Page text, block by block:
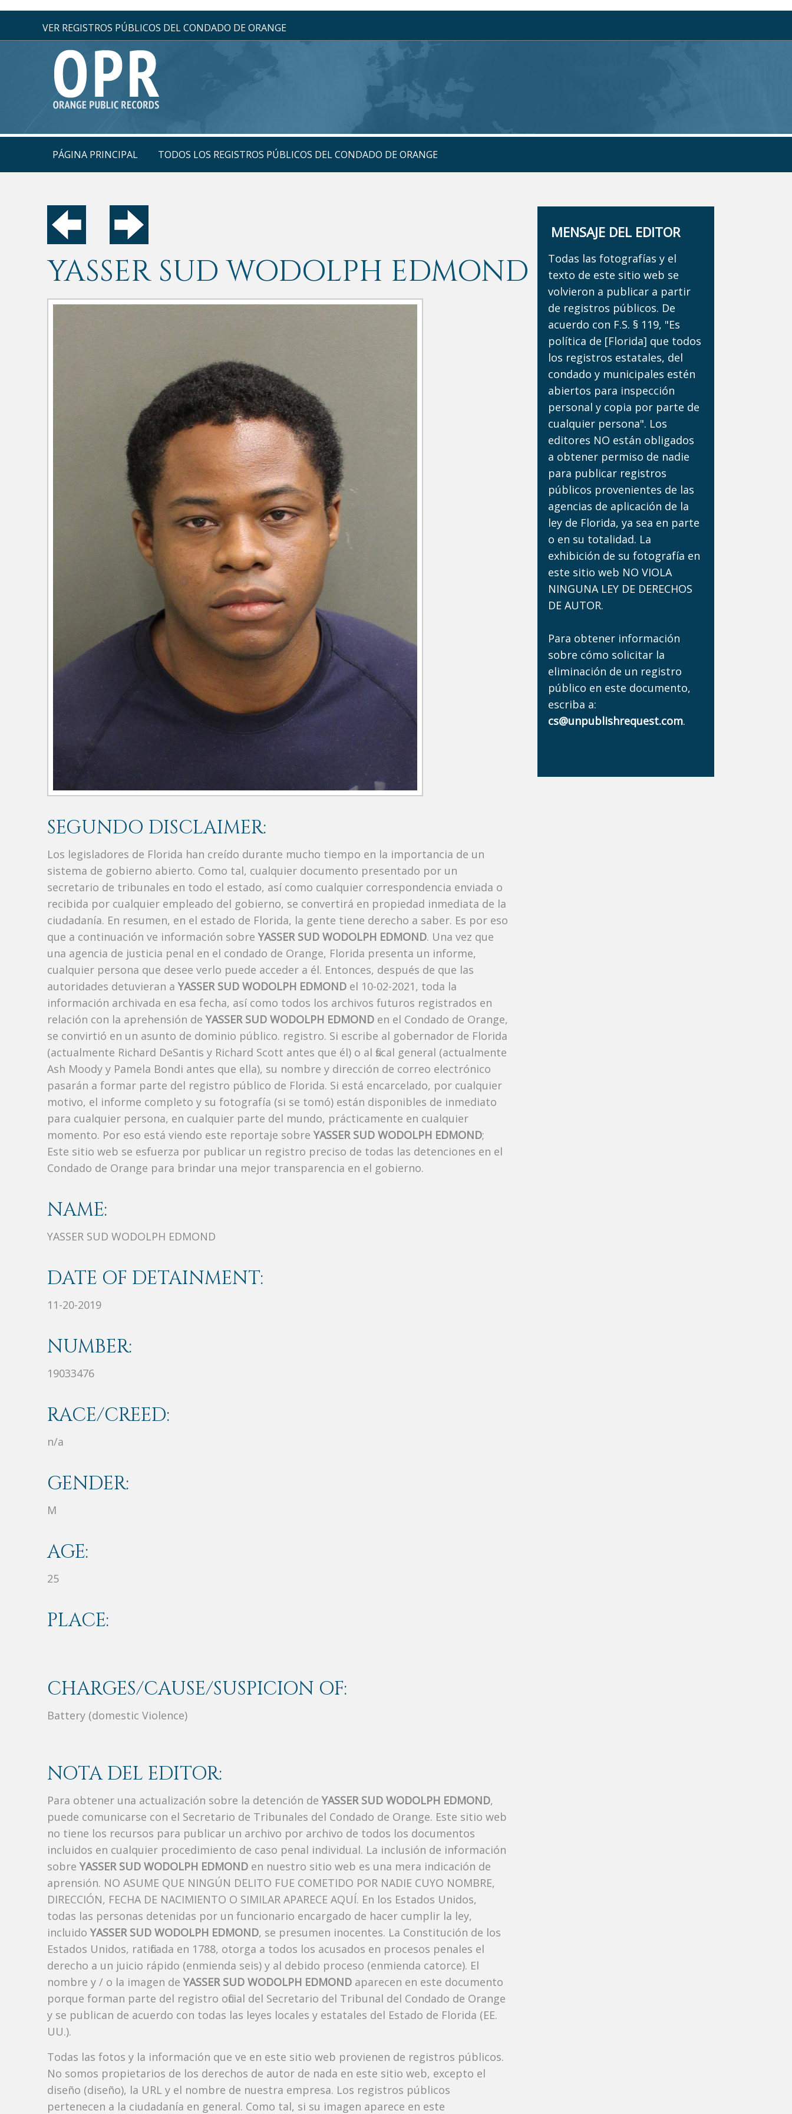
VER REGISTROS PÚBLICOS DEL CONDADO DE ORANGE
PÁGINA PRINCIPAL TODOS LOS REGISTROS PÚBLICOS DEL CONDADO DE ORANGE
YASSER SUD WODOLPH EDMOND
SEGUNDO DISCLAIMER:
Los legisladores de Florida han creído durante mucho tiempo en la importancia de un
sistema de gobierno abierto. Como tal, cualquier documento presentado por un
secretario de tribunales en todo el estado, así como cualquier correspondencia enviada o
recibida por cualquier empleado del gobierno, se convertirá en propiedad inmediata de la
ciudadanía. En resumen, en el estado de Florida, la gente tiene derecho a saber. Es por eso
que a continuación ve información sobreYASSER SUD WODOLPH EDMOND. Una vez que
una agencia de justicia penal en el condado de Orange, Florida presenta un informe,
cualquier persona que desee verlo puede acceder a él. Entonces, después de que las
autoridades detuvieran aYASSER SUD WODOLPH EDMOND el 10-02-2021, toda la
información archivada en esa fecha, así como todos los archivos futuros registrados en
relación con la aprehensión deYASSER SUD WODOLPH EDMOND en el Condado de Orange,
se convirtió en un asunto de dominio público. registro. Si escribe al gobernador de Florida
(actualmente Richard DeSantis y Richard Scott antes que él) o al fiscal general (actualmente
Ash Moody y Pamela Bondi antes que ella), su nombre y dirección de correo electrónico
pasarán a formar parte del registro público de Florida. Si está encarcelado, por cualquier
motivo, el informe completo y su fotografía (si se tomó) están disponibles de inmediato
para cualquier persona, en cualquier parte del mundo, prácticamente en cualquier
momento. Por eso está viendo este reportaje sobreYASSER SUD WODOLPH EDMOND;
Este sitio web se esfuerza por publicar un registro preciso de todas las detenciones en el
Condado de Orange para brindar una mejor transparencia en el gobierno.
NAME:
YASSER SUD WODOLPH EDMOND
DATE OF DETAINMENT:
11-20-2019
NUMBER:
19033476
RACE/CREED:
n/a
GENDER:
M
AGE:
25
PLACE:
CHARGES/CAUSE/SUSPICION OF:
Battery (domestic Violence)
NOTA DEL EDITOR:
Para obtener una actualización sobre la detención deYASSER SUD WODOLPH EDMOND,
puede comunicarse con el Secretario de Tribunales del Condado de Orange. Este sitio web
no tiene los recursos para publicar un archivo por archivo de todos los documentos
incluidos en cualquier procedimiento de caso penal individual. La inclusión de información
sobreYASSER SUD WODOLPH EDMOND en nuestro sitio web es una mera indicación de
aprensión. NO ASUME QUE NINGÚN DELITO FUE COMETIDO POR NADIE CUYO NOMBRE,
DIRECCIÓN, FECHA DE NACIMIENTO O SIMILAR APARECE AQUÍ. En los Estados Unidos,
todas las personas detenidas por un funcionario encargado de hacer cumplir la ley,
incluidoYASSER SUD WODOLPH EDMOND, se presumen inocentes. La Constitución de los
Estados Unidos, ratificada en 1788, otorga a todos los acusados ​​en procesos penales el
derecho a un juicio rápido (enmienda seis) y al debido proceso (enmienda catorce). El
nombre y / o la imagen deYASSER SUD WODOLPH EDMOND aparecen en este documento
porque forman parte del registro oficial del Secretario del Tribunal del Condado de Orange
y se publican de acuerdo con todas las leyes locales y estatales del Estado de Florida (EE.
UU.).
Todas las fotos y la información que ve en este sitio web provienen de registros públicos.
No somos propietarios de los derechos de autor de nada en este sitio web, excepto el
diseño (diseño), la URL y el nombre de nuestra empresa. Los registros públicos
pertenecen a la ciudadanía en general. Como tal, si su imagen aparece en este
MENSAJE DEL EDITOR
Todas las fotografías y el
texto de este sitio web se
volvieron a publicar a partir
de registros públicos. De
acuerdo con F.S. § 119, "Es
política de [Florida] que todos
los registros estatales, del
condado y municipales estén
abiertos para inspección
personal y copia por parte de
cualquier persona". Los
editores NO están obligados
a obtener permiso de nadie
para publicar registros
públicos provenientes de las
agencias de aplicación de la
ley de Florida, ya sea en parte
o en su totalidad. La
exhibición de su fotografía en
este sitio web NO VIOLA
NINGUNA LEY DE DERECHOS
DE AUTOR.
Para obtener información
sobre cómo solicitar la
eliminación de un registro
público en este documento,
escriba a:
cs@unpublishrequest.com.